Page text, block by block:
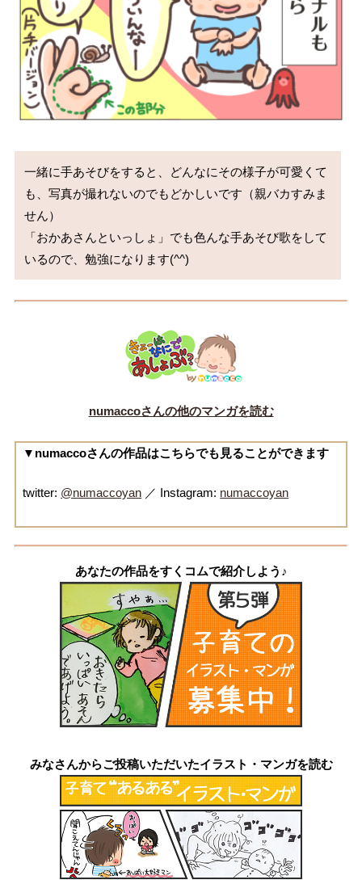
一緒に手あそびをすると、どんなにその様子が可愛くて
も、写真が撮れないのでもどかしいです（親バカすみま
せん）
「おかあさんといっしょ」でも色んな手あそび歌をして
numaccoさんの他のマンガを読む
▼numaccoさんの作品はこちらでも見ることができます
twitter: @numaccoyan ／ Instagram: numaccoyan
あなたの作品をすくコムで紹介しよう♪
みなさんからご投稿いただいたイラスト・マンガを読む